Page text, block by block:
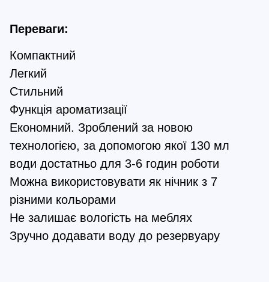
Переваги:
Компактний
Легкий
Стильний
Функція ароматизації
Економний. Зроблений за новою
технологією, за допомогою якої 130 мл
води достатньо для 3-6 годин роботи
Можна використовувати як нічник з 7
різними кольорами
Не залишає вологість на меблях
Зручно додавати воду до резервуару